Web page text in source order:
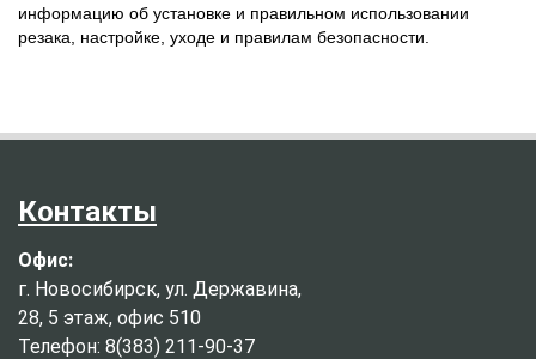
информацию об установке и правильном использовании
резака, настройке, уходе и правилам безопасности.
Контакты
Офис:
г. Новосибирск, ул. Державина,
28, 5 этаж, офис 510
Телефон: 8(383) 211-90-37